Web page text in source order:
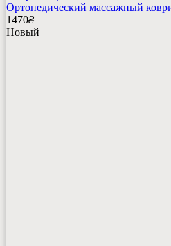
Ортопедический массажный
1470₴
Новый